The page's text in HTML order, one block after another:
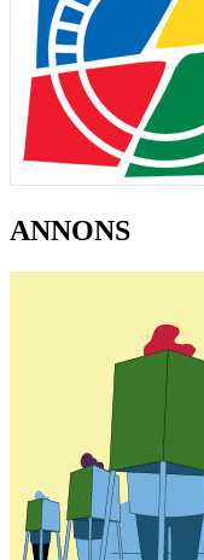
ANNONS